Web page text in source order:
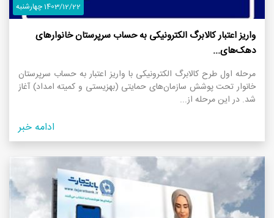
1403/12/22 چهارشنبه
واریز اعتبار کالابرگ الکترونیکی به حساب سرپرستان خانوار‌های
دهک‌های...
مرحله اول طرح کالابرگ الکترونیکی با واریز اعتبار به حساب سرپرستان
خانوار تحت پوشش سازمان‌های حمایتی (بهزیستی و کمیته امداد) آغاز
شد. در این مرحله از...
ادامه خبر